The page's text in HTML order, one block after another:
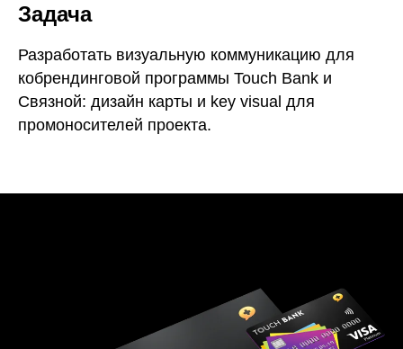
Задача
Разработать визуальную коммуникацию для
кобрендинговой программы Touch Bank и
Связной: дизайн карты и key visual для
промоносителей проекта.